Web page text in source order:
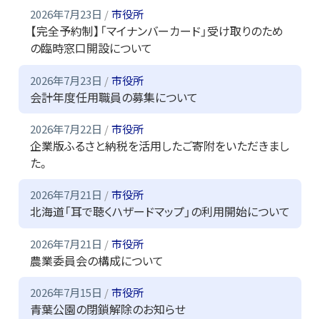
2026年7月23日 市役所
【完全予約制】「マイナンバーカード」受け取りのため
の臨時窓口開設について
2026年7月23日 市役所
会計年度任用職員の募集について
2026年7月22日 市役所
企業版ふるさと納税を活用したご寄附をいただきまし
た。
2026年7月21日 市役所
北海道「耳で聴くハザードマップ」の利用開始について
2026年7月21日 市役所
農業委員会の構成について
2026年7月15日 市役所
青葉公園の閉鎖解除のお知らせ